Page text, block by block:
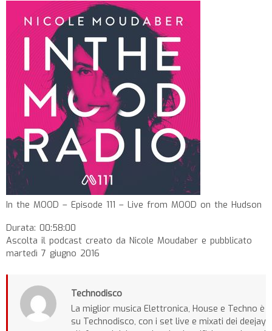
In the MOOD – Episode 111 – Live from MOOD on the Hudson
Durata: 00:58:00
Ascolta il podcast creato da Nicole Moudaber e pubblicato
martedì 7 giugno 2016
Technodisco
La miglior musica Elettronica, House e Techno è
su Technodisco, con i set live e mixati dei deejay